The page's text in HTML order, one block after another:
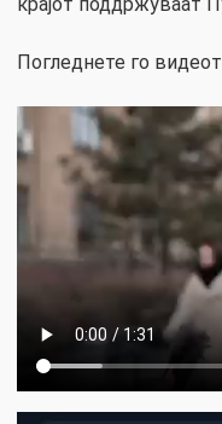
крајот поддржуваат
Погледнете го